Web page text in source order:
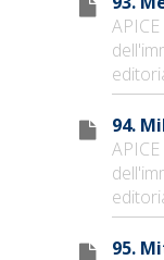
94.
95.